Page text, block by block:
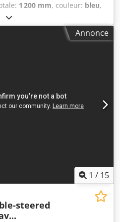
1 200 mm, couleur: bleu,
de charge : 3000 kg •
• Hauteur du plancher de
pleines : 300 x120 mm •Annonce
1 / 15
steered